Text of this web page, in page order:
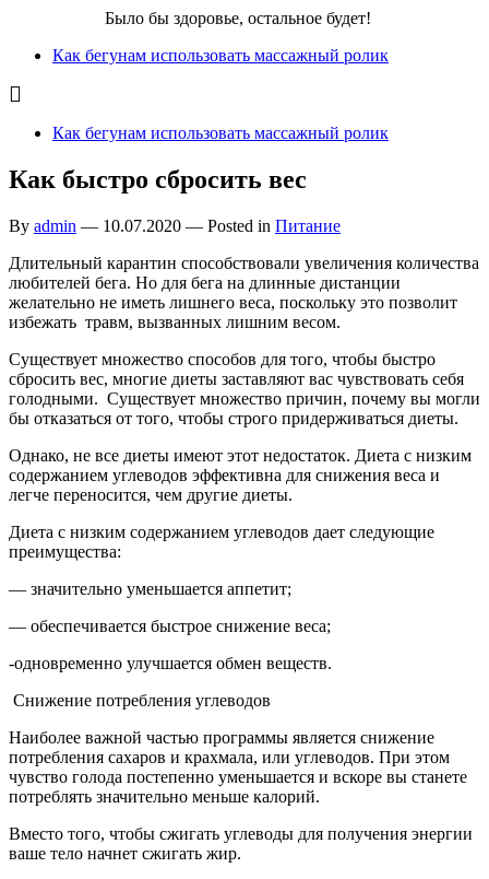
Было бы здоровье, остальное будет!
Как бегунам использовать массажный ролик
Как бегунам использовать массажный ролик
Как быстро сбросить вес
By admin — 10.07.2020 — Posted in Питание
Длительный карантин способствовали увеличения количества
любителей бега. Но для бега на длинные дистанции
желательно не иметь лишнего веса, поскольку это позволит
избежать травм, вызванных лишним весом.
Существует множество способов для того, чтобы быстро
сбросить вес, многие диеты заставляют вас чувствовать себя
голодными. Существует множество причин, почему вы могли
бы отказаться от того, чтобы строго придерживаться диеты.
Однако, не все диеты имеют этот недостаток. Диета с низким
содержанием углеводов эффективна для снижения веса и
легче переносится, чем другие диеты.
Диета с низким содержанием углеводов дает следующие
преимущества:
— значительно уменьшается аппетит;
— обеспечивается быстрое снижение веса;
-одновременно улучшается обмен веществ.
Снижение потребления углеводов
Наиболее важной частью программы является снижение
потребления сахаров и крахмала, или углеводов. При этом
чувство голода постепенно уменьшается и вскоре вы станете
потреблять значительно меньше калорий.
Вместо того, чтобы сжигать углеводы для получения энергии
ваше тело начнет сжигать жир.